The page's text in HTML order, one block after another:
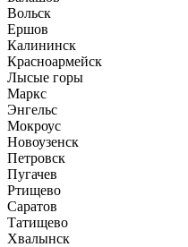
Вольск
Ершов
Калининск
Красноармейск
Лысые горы
Маркс
Энгельс
Мокроус
Новоузенск
Петровск
Пугачев
Ртищево
Саратов
Татищево
Хвалынск